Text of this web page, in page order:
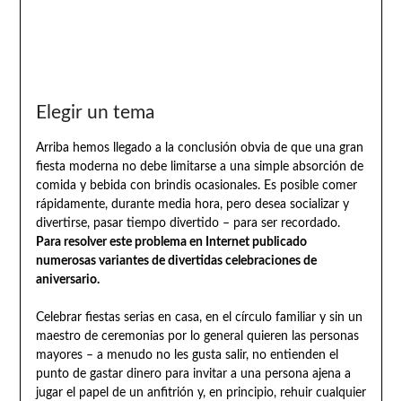
Elegir un tema
Arriba hemos llegado a la conclusión obvia de que una gran
fiesta moderna no debe limitarse a una simple absorción de
comida y bebida con brindis ocasionales. Es posible comer
rápidamente, durante media hora, pero desea socializar y
divertirse, pasar tiempo divertido – para ser recordado.
Para resolver este problema en Internet publicado
numerosas variantes de divertidas celebraciones de
aniversario.
Celebrar fiestas serias en casa, en el círculo familiar y sin un
maestro de ceremonias por lo general quieren las personas
mayores – a menudo no les gusta salir, no entienden el
punto de gastar dinero para invitar a una persona ajena a
jugar el papel de un anfitrión y, en principio, rehuir cualquier